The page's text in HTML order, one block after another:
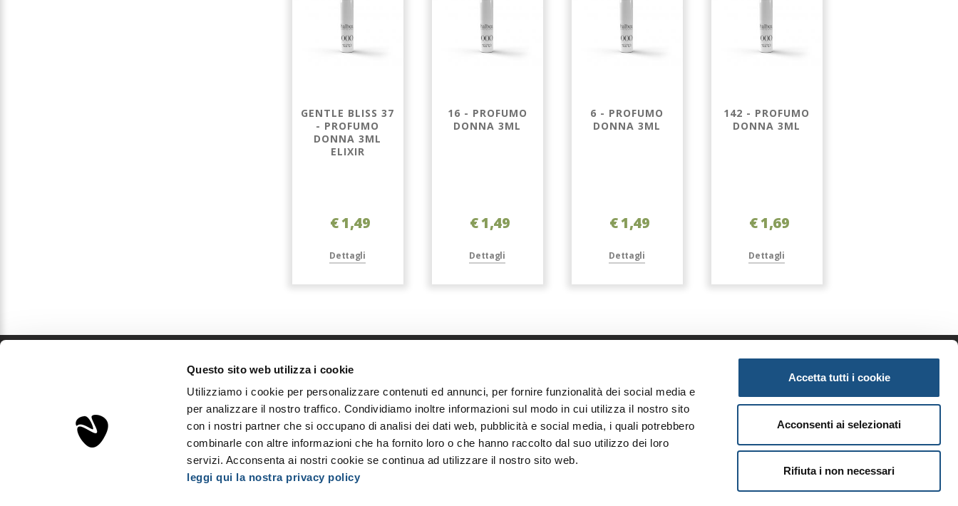
Questo sito web utilizza i cookie
Utilizziamo i cookie per personalizzare contenuti ed annunci, per fornire funzionalità dei social media e
per analizzare il nostro traffico. Condividiamo inoltre informazioni sul modo in cui utilizza il nostro sito
con i nostri partner che si occupano di analisi dei dati web, pubblicità e social media, i quali potrebbero
combinarle con altre informazioni che ha fornito loro o che hanno raccolto dal suo utilizzo dei loro
servizi. Acconsenta ai nostri cookie se continua ad utilizzare il nostro sito web.
leggi qui la nostra privacy policy
Accetta tutti i cookie
Acconsenti ai selezionati
Rifiuta i non necessari
GENTLE BLISS 37
- PROFUMO
DONNA 3ML
ELIXIR
€ 1,49
Dettagli
16 - PROFUMO
DONNA 3ML
€ 1,49
Dettagli
6 - PROFUMO
DONNA 3ML
€ 1,49
Dettagli
142 - PROFUMO
DONNA 3ML
€ 1,69
Dettagli
Via Podgora, 5 - 20122 Milano, Italia
P.Iva IT03893310163 - REA MI2008600
Home
Accedi
Registrati
Chi siamo
I nostri brand
Eventi
Informazioni
Privacy
Condizioni generali